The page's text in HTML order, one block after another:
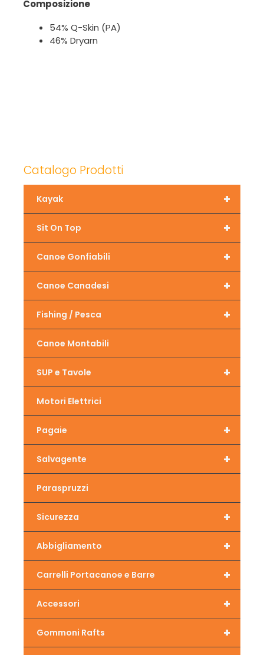
Composizione
54% Q-Skin (PA)
46% Dryarn
Catalogo Prodotti
+
Kayak
+
Sit On Top
+
Canoe Gonfiabili
+
Canoe Canadesi
+
Fishing / Pesca
Canoe Montabili
+
SUP e Tavole
Motori Elettrici
+
Pagaie
+
Salvagente
Paraspruzzi
+
Sicurezza
+
Abbigliamento
+
Carrelli Portacanoe e Barre
+
Accessori
+
Gommoni Rafts